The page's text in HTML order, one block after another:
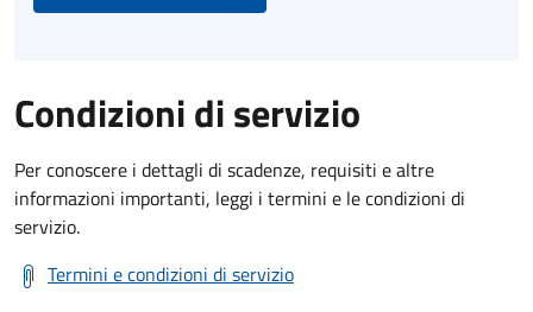
Condizioni di servizio
Per conoscere i dettagli di scadenze, requisiti e altre
informazioni importanti, leggi i termini e le condizioni di
servizio.
Termini e condizioni di servizio